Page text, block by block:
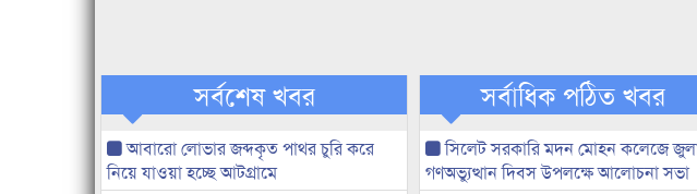
সর্বশেষ খবর
আবারো লোভার জব্দকৃত পাথর চুরি করে
নিয়ে যাওয়া হচ্ছে আটগ্রামে
সর্বাধিক পঠিত খবর
সিলেট সরকারি মদন মোহন কলেজে
গণঅভ্যুত্থান দিবস উপলক্ষে আলোচনা সভা